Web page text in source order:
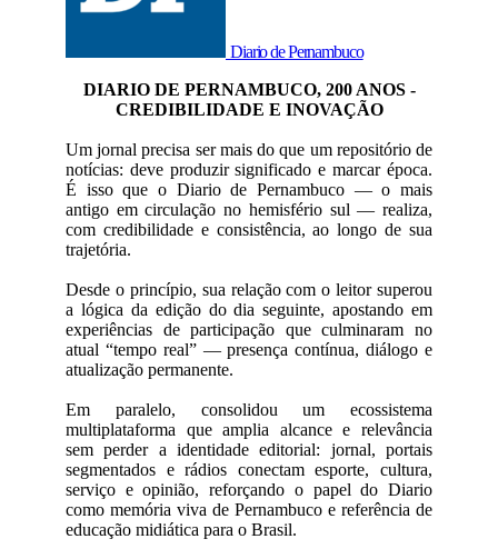
Diario de Pernambuco
DIARIO DE PERNAMBUCO, 200 ANOS -
CREDIBILIDADE E INOVAÇÃO
Um jornal precisa ser mais do que um repositório de
notícias: deve produzir significado e marcar época.
É isso que o Diario de Pernambuco — o mais
antigo em circulação no hemisfério sul — realiza,
com credibilidade e consistência, ao longo de sua
trajetória.
Desde o princípio, sua relação com o leitor superou
a lógica da edição do dia seguinte, apostando em
experiências de participação que culminaram no
atual “tempo real” — presença contínua, diálogo e
atualização permanente.
Em paralelo, consolidou um ecossistema
multiplataforma que amplia alcance e relevância
sem perder a identidade editorial: jornal, portais
segmentados e rádios conectam esporte, cultura,
serviço e opinião, reforçando o papel do Diario
como memória viva de Pernambuco e referência de
educação midiática para o Brasil.